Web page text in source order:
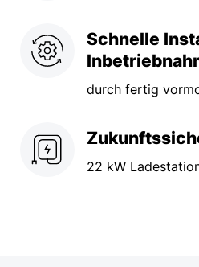
Schnelle
durch fertig
22 kW